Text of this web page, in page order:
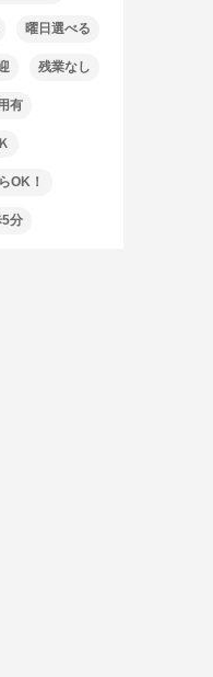
曜日選べる
残業なし
有
OK！
5分